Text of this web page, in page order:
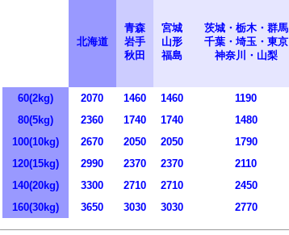
北海道
青森
岩手
秋田
宮城
山形
福島
茨城・栃木・群馬
千葉・埼玉・東京
神奈川・山梨
60(2kg) 2070 1460 1460 1190
80(5kg)
2360 1740 1740 1480
100(10kg)
2670 2050 2050 1790
120(15kg)
2990 2370 2370 2110
140(20kg)
3300 2710 2710 2450
160(30kg)
3650 3030 3030 2770